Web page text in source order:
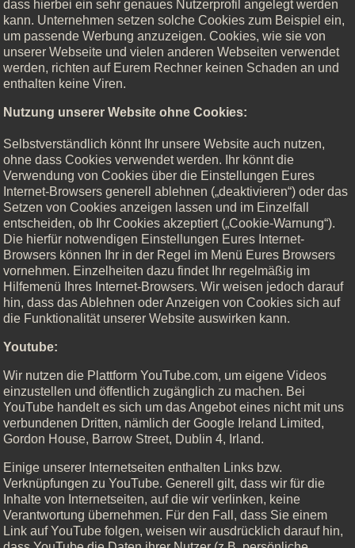
dass hierbei ein sehr genaues Nutzerprofil angelegt werden
kann. Unternehmen setzen solche Cookies zum Beispiel ein,
um passende Werbung anzuzeigen. Cookies, wie sie von
unserer Webseite und vielen anderen Webseiten verwendet
werden, richten auf Eurem Rechner keinen Schaden an und
enthalten keine Viren.
Nutzung unserer Website ohne Cookies:
Selbstverständlich könnt Ihr unsere Website auch nutzen,
ohne dass Cookies verwendet werden. Ihr könnt die
Verwendung von Cookies über die Einstellungen Eures
Internet-Browsers generell ablehnen („deaktivieren“) oder das
Setzen von Cookies anzeigen lassen und im Einzelfall
entscheiden, ob Ihr Cookies akzeptiert („Cookie-Warnung“).
Die hierfür notwendigen Einstellungen Eures Internet-
Browsers können Ihr in der Regel im Menü Eures Browsers
vornehmen. Einzelheiten dazu findet Ihr regelmäßig im
Hilfemenü Ihres Internet-Browsers. Wir weisen jedoch darauf
hin, dass das Ablehnen oder Anzeigen von Cookies sich auf
die Funktionalität unserer Website auswirken kann.
Youtube:
Wir nutzen die Plattform YouTube.com, um eigene Videos
einzustellen und öffentlich zugänglich zu machen. Bei
YouTube handelt es sich um das Angebot eines nicht mit uns
verbundenen Dritten, nämlich der Google Ireland Limited,
Gordon House, Barrow Street, Dublin 4, Irland.
Einige unserer Internetseiten enthalten Links bzw.
Verknüpfungen zu YouTube. Generell gilt, dass wir für die
Inhalte von Internetseiten, auf die wir verlinken, keine
Verantwortung übernehmen. Für den Fall, dass Sie einem
Link auf YouTube folgen, weisen wir ausdrücklich darauf hin,